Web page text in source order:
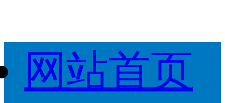
网站首页